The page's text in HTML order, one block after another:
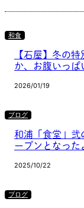
和食
【石屋】冬の
か、お腹いっぱ
2026/01/19
ブログ
和浦「食堂」弐
ープンとなった
2025/10/22
ブログ